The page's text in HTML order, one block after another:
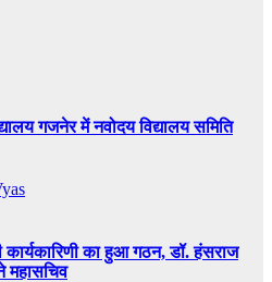
गजनेर में नवोदय विद्यालय समिति
कार्यकारिणी का हुआ गठन, डॉ. हंसराज
महासचिव